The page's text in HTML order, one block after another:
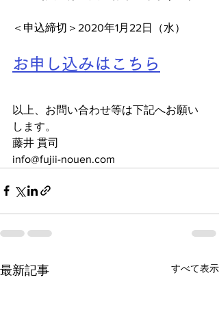
＜申込締切＞2020年1月22日（水）
お申し込みはこちら
以上、お問い合わせ等は下記へお願い
します。
藤井 貫司
info@fujii-nouen.com
最新記事 すべて表示